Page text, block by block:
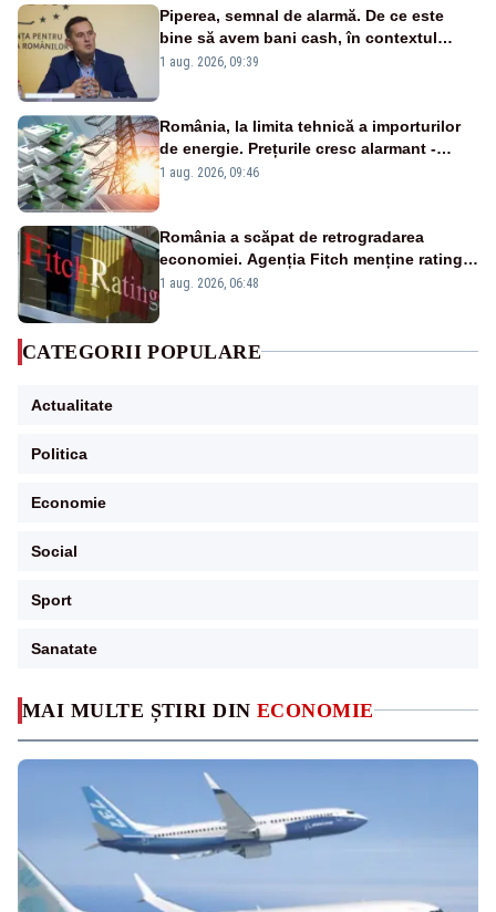
MAI MULTE ȘTIRI DIN ECONOMIE
Piperea, semnal de alarmă. De ce este
bine să avem bani cash, în contextul
alertei energetice?
1 aug. 2026, 09:39
România, la limita tehnică a importurilor
de energie. Prețurile cresc alarmant -
Analiză Realitatea Plus
1 aug. 2026, 09:46
România a scăpat de retrogradarea
economiei. Agenția Fitch menține ratingul
„BBB-” cu perspectivă negativă
1 aug. 2026, 06:48
CATEGORII POPULARE
Actualitate
Politica
Economie
Social
Sport
Sanatate